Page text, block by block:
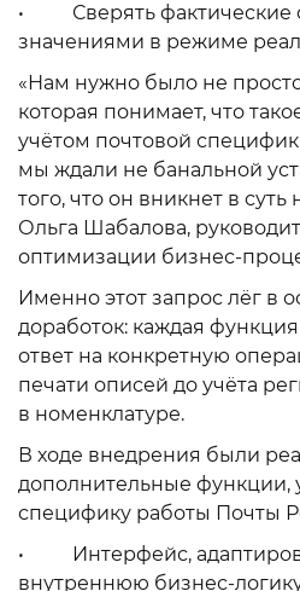
• Сверять фактические
значениями в режиме
«Нам нужно было не
которая понимает, что
учётом почтовой
мы ждали не банальной
того, что он вникнет в
Ольга Шабалова,
оптимизации бизнес-
Именно этот запрос лёг в
доработок: каждая
ответ на конкретную
печати описей до учёта
в номенклатуре.
В ходе внедрения были
дополнительные
специфику работы Почты
• Интерфейс,
внутреннюю бизнес-